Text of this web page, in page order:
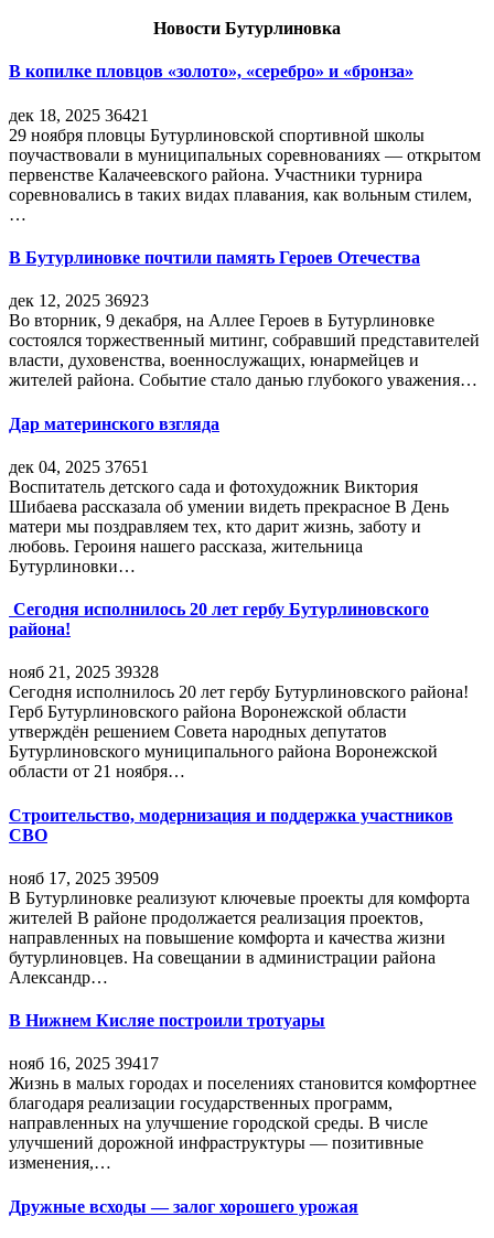
Новости Бутурлиновка
В копилке пловцов «золото», «серебро» и «бронза»
дек 18, 2025 36421
29 ноября пловцы Бутурлиновской спортивной школы
поучаствовали в муниципальных соревнованиях — открытом
первенстве Калачеевского района. Участники турнира
соревновались в таких видах плавания, как вольным стилем,
…
В Бутурлиновке почтили память Героев Отечества
дек 12, 2025 36923
Во вторник, 9 декабря, на Аллее Героев в Бутурлиновке
состоялся торжественный митинг, собравший представителей
власти, духовенства, военнослужащих, юнармейцев и
жителей района. Событие стало данью глубокого уважения…
Дар материнского взгляда
дек 04, 2025 37651
Воспитатель детского сада и фотохудожник Виктория
Шибаева рассказала об умении видеть прекрасное В День
матери мы поздравляем тех, кто дарит жизнь, заботу и
любовь. Героиня нашего рассказа, жительница
Бутурлиновки…
Сегодня исполнилось 20 лет гербу Бутурлиновского
района!
нояб 21, 2025 39328
Сегодня исполнилось 20 лет гербу Бутурлиновского района!
Герб Бутурлиновского района Воронежской области
утверждён решением Совета народных депутатов
Бутурлиновского муниципального района Воронежской
области от 21 ноября…
Строительство, модернизация и поддержка участников
СВО
нояб 17, 2025 39509
В Бутурлиновке реализуют ключевые проекты для комфорта
жителей В районе продолжается реализация проектов,
направленных на повышение комфорта и качества жизни
бутурлиновцев. На совещании в администрации района
Александр…
В Нижнем Кисляе построили тротуары
нояб 16, 2025 39417
Жизнь в малых городах и поселениях становится комфортнее
благодаря реализации государственных программ,
направленных на улучшение городской среды. В числе
улучшений дорожной инфраструктуры — позитивные
изменения,…
Дружные всходы — залог хорошего урожая